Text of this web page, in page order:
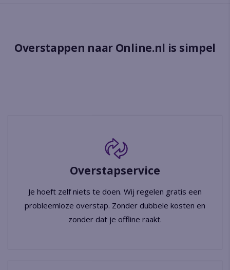
Overstappen naar Online.nl is simpel
Overstapservice
Je hoeft zelf niets te doen. Wij regelen gratis een
probleemloze overstap. Zonder dubbele kosten en
zonder dat je offline raakt.